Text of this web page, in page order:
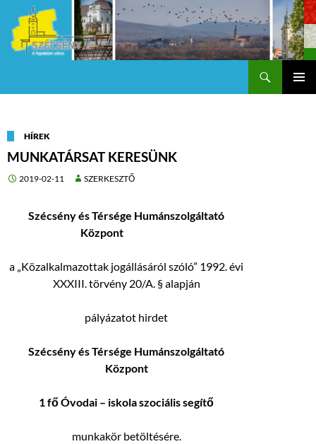
HÍREK
MUNKATÁRSAT KERESÜNK
2019-02-11 SZERKESZTŐ
Szécsény és Térsége Humánszolgáltató
Központ
a „Közalkalmazottak jogállásáról szóló” 1992. évi
XXXIII. törvény 20/A. § alapján
pályázatot hirdet
Szécsény és Térsége Humánszolgáltató
Központ
1 fő Óvodai – iskola szociális segítő
munkakör betöltésére.